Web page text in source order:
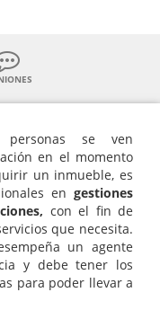
personas se ven
en el momento
un inmueble, es
en gestiones
con el fin de
que necesita.
un agente
y debe tener los
para poder llevar a